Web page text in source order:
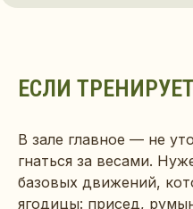
ЕСЛИ
В зале главное — не
гнаться за весами.
базовых движений,
ягодицы: присед,